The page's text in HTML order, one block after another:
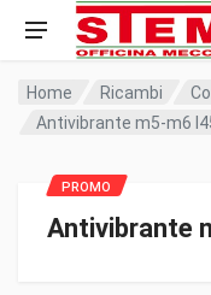
Home Ricambi
Antivibrante m5-m6
Antivibrante